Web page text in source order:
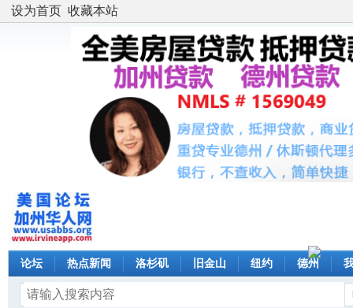
设为首页 收藏本站
论坛 热点新闻 洛杉矶 旧金山 纽约 德州